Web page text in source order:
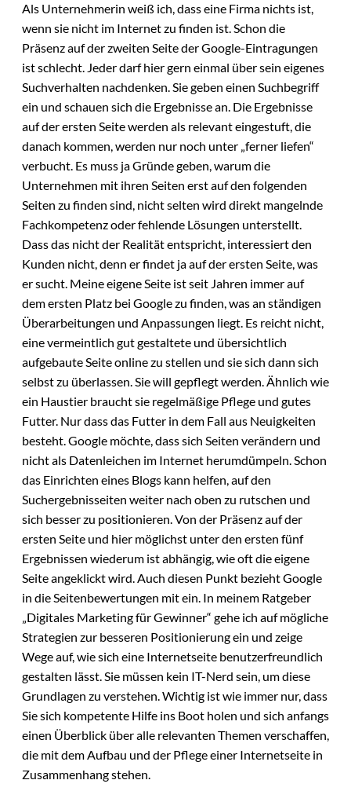
Als Unternehmerin weiß ich, dass eine Firma nichts ist,
wenn sie nicht im Internet zu finden ist. Schon die
Präsenz auf der zweiten Seite der Google-Eintragungen
ist schlecht. Jeder darf hier gern einmal über sein eigenes
Suchverhalten nachdenken. Sie geben einen Suchbegriff
ein und schauen sich die Ergebnisse an. Die Ergebnisse
auf der ersten Seite werden als relevant eingestuft, die
danach kommen, werden nur noch unter „ferner liefen“
verbucht. Es muss ja Gründe geben, warum die
Unternehmen mit ihren Seiten erst auf den folgenden
Seiten zu finden sind, nicht selten wird direkt mangelnde
Fachkompetenz oder fehlende Lösungen unterstellt.
Dass das nicht der Realität entspricht, interessiert den
Kunden nicht, denn er findet ja auf der ersten Seite, was
er sucht. Meine eigene Seite ist seit Jahren immer auf
dem ersten Platz bei Google zu finden, was an ständigen
Überarbeitungen und Anpassungen liegt. Es reicht nicht,
eine vermeintlich gut gestaltete und übersichtlich
aufgebaute Seite online zu stellen und sie sich dann sich
selbst zu überlassen. Sie will gepflegt werden. Ähnlich wie
ein Haustier braucht sie regelmäßige Pflege und gutes
Futter. Nur dass das Futter in dem Fall aus Neuigkeiten
besteht. Google möchte, dass sich Seiten verändern und
nicht als Datenleichen im Internet herumdümpeln. Schon
das Einrichten eines Blogs kann helfen, auf den
Suchergebnisseiten weiter nach oben zu rutschen und
sich besser zu positionieren. Von der Präsenz auf der
ersten Seite und hier möglichst unter den ersten fünf
Ergebnissen wiederum ist abhängig, wie oft die eigene
Seite angeklickt wird. Auch diesen Punkt bezieht Google
in die Seitenbewertungen mit ein. In meinem Ratgeber
„Digitales Marketing für Gewinner“ gehe ich auf mögliche
Strategien zur besseren Positionierung ein und zeige
Wege auf, wie sich eine Internetseite benutzerfreundlich
gestalten lässt. Sie müssen kein IT-Nerd sein, um diese
Grundlagen zu verstehen. Wichtig ist wie immer nur, dass
Sie sich kompetente Hilfe ins Boot holen und sich anfangs
einen Überblick über alle relevanten Themen verschaffen,
die mit dem Aufbau und der Pflege einer Internetseite in
Zusammenhang stehen.